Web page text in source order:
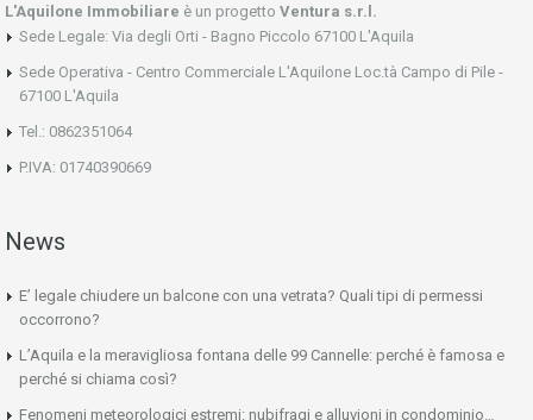
L'Aquilone Immobiliare è un progetto Ventura s.r.l.
Sede Legale: Via degli Orti - Bagno Piccolo 67100 L'Aquila
Sede Operativa - Centro Commerciale L'Aquilone Loc.tà Campo di Pile -
67100 L'Aquila
Tel.: 0862351064
P.IVA: 01740390669
News
E’ legale chiudere un balcone con una vetrata? Quali tipi di permessi
occorrono?
L’Aquila e la meravigliosa fontana delle 99 Cannelle: perché è famosa e
perché si chiama così?
Fenomeni meteorologici estremi: nubifragi e alluvioni in condominio…